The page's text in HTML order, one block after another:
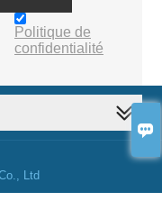

Politique de
confidentialité
Ltd